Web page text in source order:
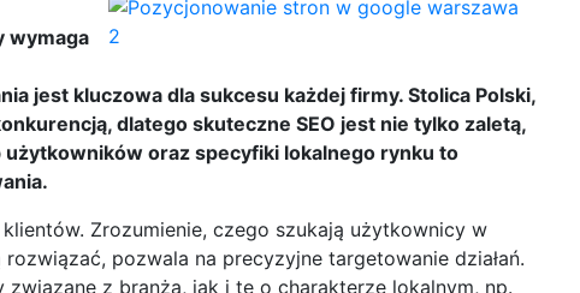
wymaga
jest kluczowa dla sukcesu każdej firmy. Stolica Polski,
dlatego skuteczne SEO jest nie tylko zaletą,
oraz specyfiki lokalnego rynku to
Zrozumienie, czego szukają użytkownicy w
pozwala na precyzyjne targetowanie działań.
z branżą, jak i te o charakterze lokalnym, np.